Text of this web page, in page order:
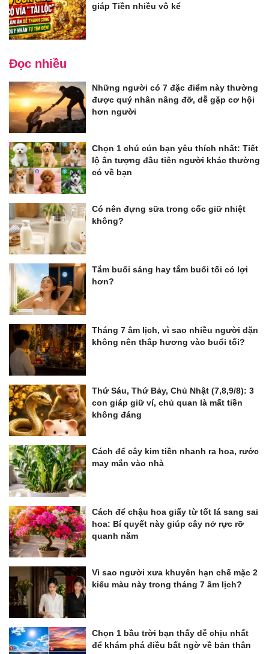
giáp Tiền nhiều vô kể
Đọc nhiều
Những người có 7 đặc điểm này thường
được quý nhân nâng đỡ, dễ gặp cơ hội
hơn người
Chọn 1 chú cún bạn yêu thích nhất: Tiết
lộ ấn tượng đầu tiên người khác thường
có về bạn
Có nên đựng sữa trong cốc giữ nhiệt
không?
Tắm buổi sáng hay tắm buổi tối có lợi
hơn?
Tháng 7 âm lịch, vì sao nhiều người dặn
không nên thắp hương vào buổi tối?
Thứ Sáu, Thứ Bảy, Chủ Nhật (7,8,9/8): 3
con giáp giữ ví, chủ quan là mất tiền
không đáng
Cách để cây kim tiền nhanh ra hoa, rước
may mắn vào nhà
Cách để chậu hoa giấy từ tốt lá sang sai
hoa: Bí quyết này giúp cây nở rực rỡ
quanh năm
Vì sao người xưa khuyên hạn chế mặc 2
kiểu màu này trong tháng 7 âm lịch?
Chọn 1 bầu trời bạn thấy dễ chịu nhất
để khám phá điều bất ngờ về bản thân